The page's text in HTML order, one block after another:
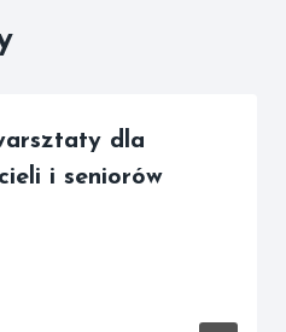
dla
i seniorów